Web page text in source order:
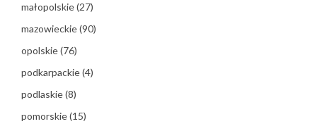
małopolskie(27)
mazowieckie(90)
opolskie(76)
podkarpackie(4)
podlaskie(8)
pomorskie(15)